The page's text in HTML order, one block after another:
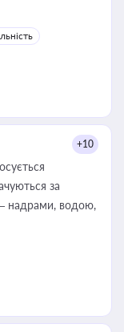
+10
за
надрами, водою,